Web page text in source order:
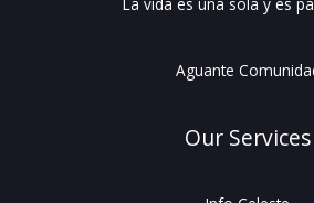
Aguante
Our Services